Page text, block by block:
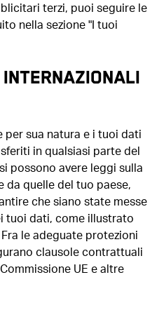
terzi, puoi seguire le
nella sezione "I tuoi
per sua natura e i tuoi dati
in qualsiasi parte del
possono avere leggi sulla
da quelle del tuo paese,
che siano state messe
tuoi dati, come illustrato
le adeguate protezioni
clausole contrattuali
UE e altre